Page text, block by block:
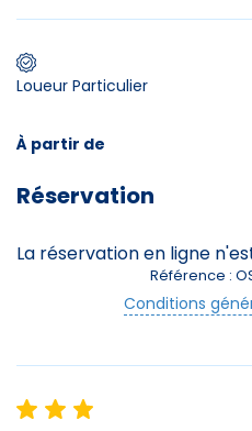
Premier jour de
Adultes
Enfants
- de 17 ans -
Loueur Particulier
À partir de
Réservation
La réservation en ligne
Référence :
Conditions